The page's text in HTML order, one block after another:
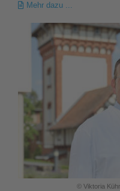
Mehr dazu ...
© Viktoria